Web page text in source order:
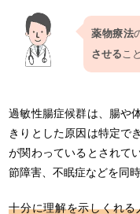
薬物療法
させるこ
過敏性腸症候群は、腸や
きりとした原因は特定で
が関わっているとされて
節障害、不眠症などを同
十分に理解を示しくれ